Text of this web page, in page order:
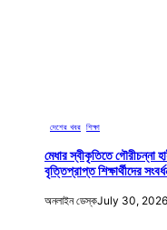
দেশের খবর শিক্ষা
মেধার স্বীকৃতিতে গৌরীচন্না
বৃত্তিপ্রাপ্ত শিক্ষার্থীদের
অনলাইন ডেস্কJuly 30, 2026